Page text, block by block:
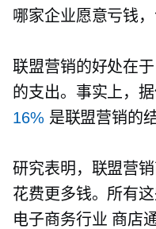
哪家企业愿意亏钱，
联盟营销的好处在
的支出。事实上，
16% 是联盟营销的结
研究表明，联盟营
花费更多钱。所有
电子商务行业 商店